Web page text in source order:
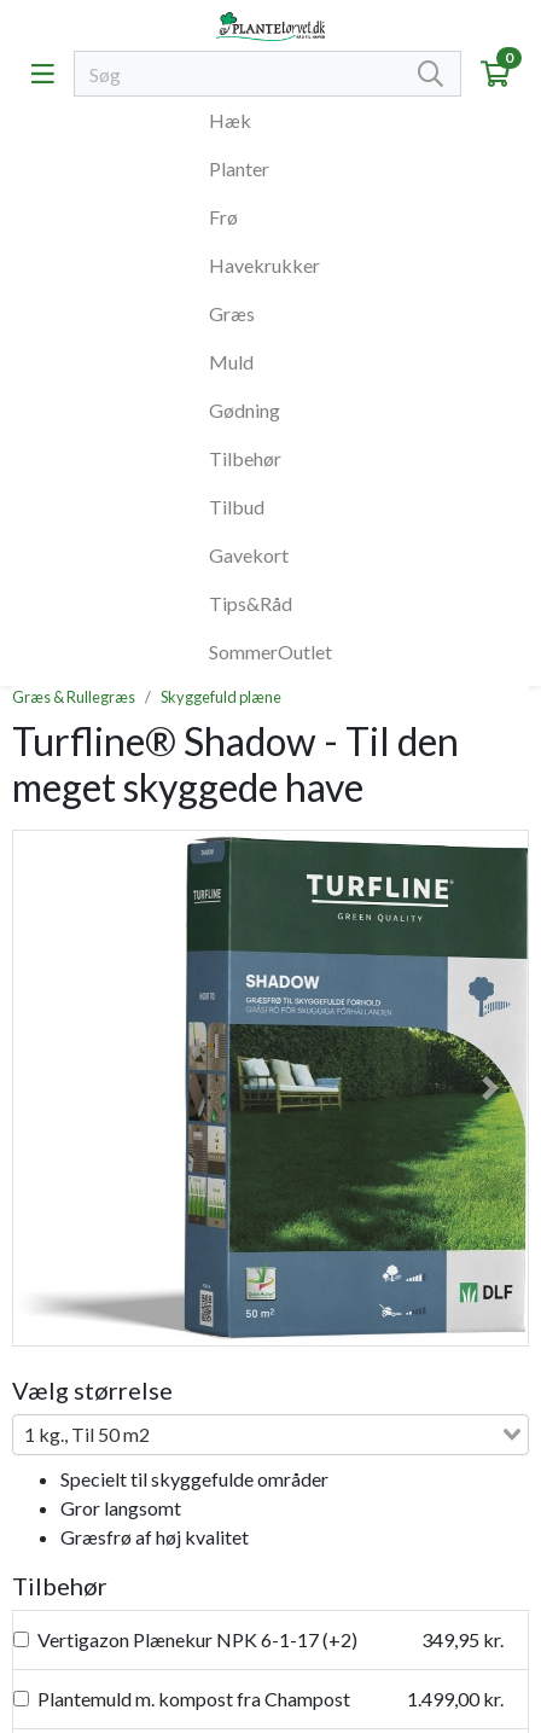
0
Hæk
Planter
Frø
Havekrukker
Græs
Muld
Gødning
Tilbehør
Tilbud
Gavekort
Tips&Råd
SommerOutlet
Græs & Rullegræs Skyggefuld plæne
Turfline® Shadow - Til den
meget skyggede have
Next
Vælg størrelse
1 kg., Til 50 m2
Specielt til skyggefulde områder
Gror langsomt
Græsfrø af høj kvalitet
Tilbehør
Vertigazon Plænekur NPK 6-1-17 (+2) 349,95 kr.
Plantemuld m. kompost fra Champost 1.499,00 kr.